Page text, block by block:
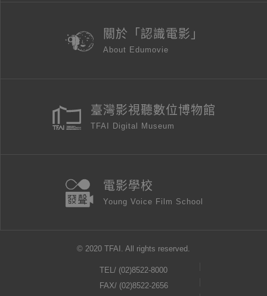
關於「認識電影」
About Edumovie
臺灣影視聽數位博物館
TFAI Digital Museum
電影學校
Young Voice Film School
© 2020 TFAI. All rights reserved.
TEL/ (02)8522-8000
FAX/ (02)8522-2656